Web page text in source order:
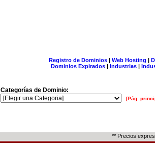
Registro de Dominios| Web Hosting |
Dominios Expirados | Industrias |
Categorías de Dominio:
[Pág.
** Precios